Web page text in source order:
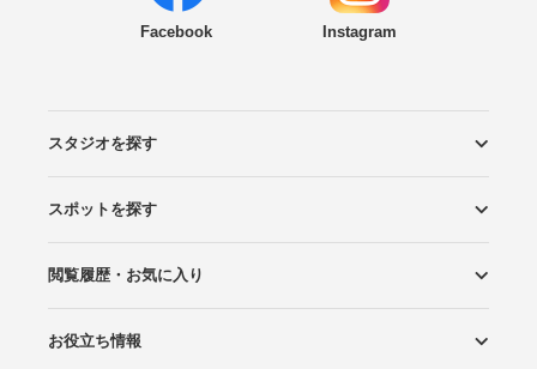
Facebook Instagram
スタジオを探す
エリアから探す
こだわりから探す
NEW PHOTO STYLE
プランから探す
フォトタイプ診断
フォトグラファーから探す
国内リゾートから探す
スポットを探す
ロケーションから探す
スタジオから探す
閲覧履歴・お気に入り
閲覧スタジオ
お気に入り
お役立ち情報